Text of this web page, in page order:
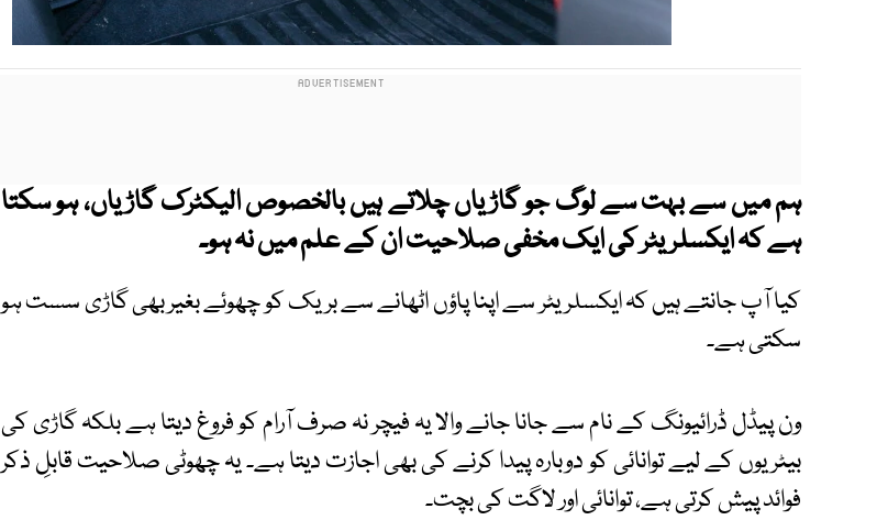
ہم میں سے بہت سے لوگ جو گاڑیاں چلاتے ہیں بالخصوص الیکٹرک گاڑیاں، ہو سکتا
ہے کہ ایکسلریٹر کی ایک مخفی صلاحیت ان کے علم میں نہ ہو۔
کیا آپ جانتے ہیں کہ ایکسلریٹر سے اپنا پاؤں اٹھانے سے بریک کو چھوئے بغیر بھی گاڑی سست ہو
سکتی ہے۔
ون پیڈل ڈرائیونگ کے نام سے جانا جانے والا یہ فیچر نہ صرف آرام کو فروغ دیتا ہے بلکہ گاڑی کی
بیٹریوں کے لیے توانائی کو دوبارہ پیدا کرنے کی بھی اجازت دیتا ہے۔ یہ چھوٹی صلاحیت قابلِ ذکر
فوائد پیش کرتی ہے، توانائی اور لاگت کی بچت۔